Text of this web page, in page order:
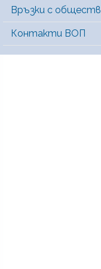
Връзки с
Контакти ВОП